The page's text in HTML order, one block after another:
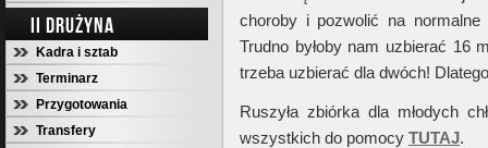
II DRUŻYNA
Kadra i sztab
Terminarz
Przygotowania
Transfery
choroby i pozwolić na
Trudno byłoby nam uzbierać 16
trzeba uzbierać dla dwóch!
Ruszyła zbiórka dla młodych
wszystkich do pomocy TUTAJ.